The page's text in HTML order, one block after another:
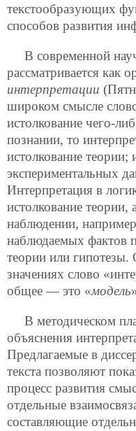
текстообразующих
способов развития
В современной
рассматривается как
интерпретации
широком смысле
истолкование чего-
познании, то
истолкование теории;
экспериментальных
Интерпретация в
истолкование теории,
наблюдении,
наблюдаемых фактов
теории или гипотезы.
значениях слово
общее — это «модель
В методическом
объяснения
Предлагаемые в
текста позволяют
процесс развития
отдельные
составляющие